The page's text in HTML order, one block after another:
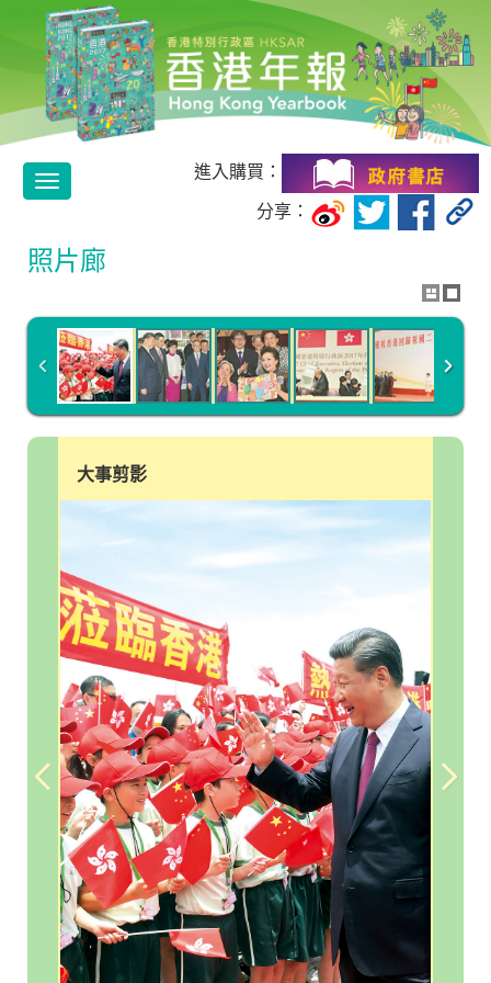
Toggle
進入購買：
分享：
照片廊
大事剪影